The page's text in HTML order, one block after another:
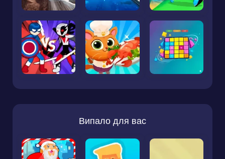
Випало для вас